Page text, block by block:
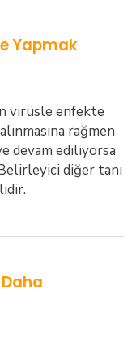
Yapmak
virüsle enfekte
rağmen
devam ediliyorsa
diğer tanı